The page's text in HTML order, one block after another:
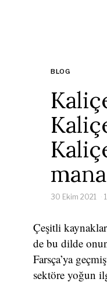
BLOG
30 Ekim 2021
Çeşitli
de bu dilde
Farsça’ya
sektöre yoğun